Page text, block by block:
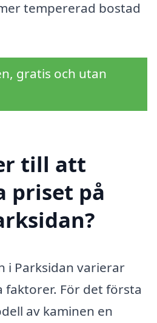
tempererad bostad
gratis och utan
till att
priset på
i Parksidan varierar
faktorer. För det första
av kaminen en